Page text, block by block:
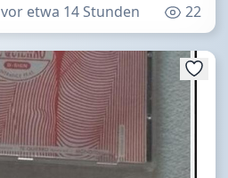
vor etwa 14 Stunden 22